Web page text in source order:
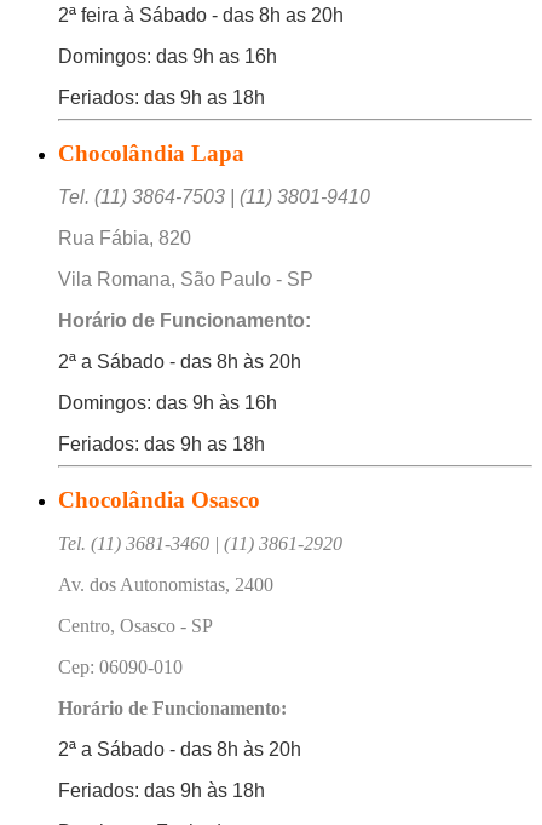
2ª feira à Sábado - das 8h as 20h
Domingos: das 9h as 16h
Feriados: das 9h as 18h
Chocolândia Lapa
Tel. (11) 3864-7503 | (11) 3801-9410
Rua Fábia, 820
Vila Romana, São Paulo - SP
Horário de Funcionamento:
2ª a Sábado - das 8h às 20h
Domingos: das 9h às 16h
Feriados: das 9h as 18h
Chocolândia Osasco
Tel. (11) 3681-3460 | (11) 3861-2920
Av. dos Autonomistas, 2400
Centro, Osasco - SP
Cep: 06090-010
Horário de Funcionamento:
2ª a Sábado - das 8h às 20h
Feriados: das 9h às 18h